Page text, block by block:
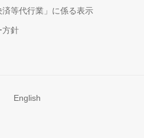
等代行業」に係る表示
方針
English